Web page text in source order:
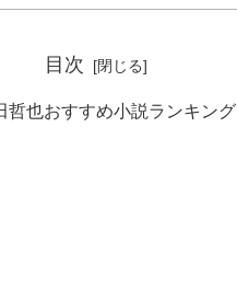
目次
哲也おすすめ小説ランキング